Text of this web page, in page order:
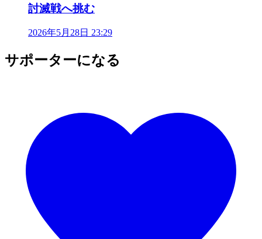
討滅戦へ挑む
2026年5月28日 23:29
サポーターになる